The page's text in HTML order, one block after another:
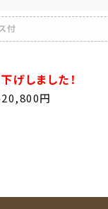
付
げしました！
円